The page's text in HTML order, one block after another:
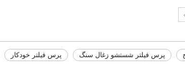
پرس فیلتر خودکار پرس فیلتر شستشو زغال سنگ